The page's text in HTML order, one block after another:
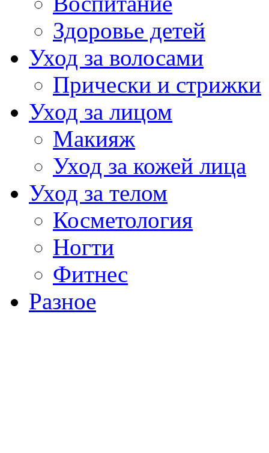
Здоровье детей
Уход за волосами
Прически и стрижки
Уход за лицом
Макияж
Уход за кожей лица
Уход за телом
Косметология
Ногти
Фитнес
Разное